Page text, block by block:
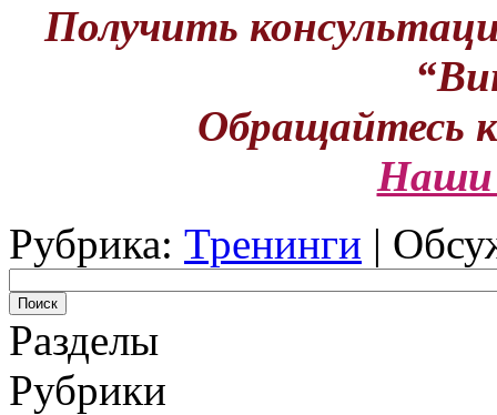
Получить
Обращайтесь
Наши
Рубрика: Тренинги |
Разделы
Рубрики